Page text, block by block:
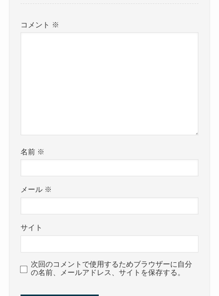
コメント ※
名前 ※
メール ※
サイト
次回のコメントで使用するためブラウザーに自分
の名前、メールアドレス、サイトを保存する。